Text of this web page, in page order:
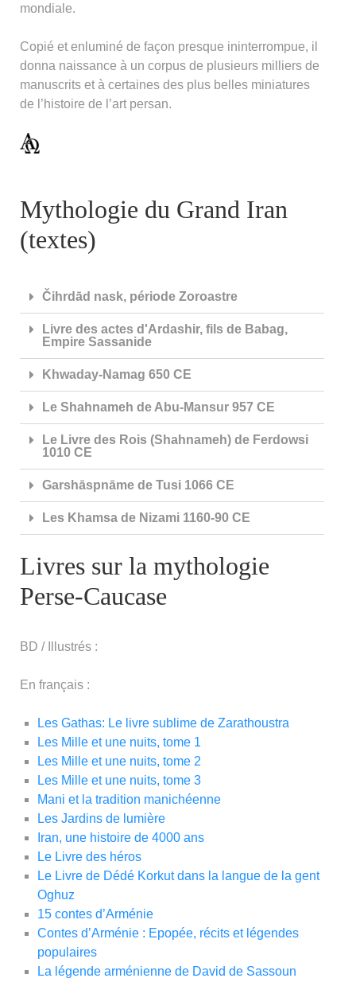
mondiale.
Copié et enluminé de façon presque ininterrompue, il
donna naissance à un corpus de plusieurs milliers de
manuscrits et à certaines des plus belles miniatures
de l’histoire de l’art persan.
Mythologie du Grand Iran
(textes)
Čihrdād nask, période Zoroastre
Livre des actes d'Ardashir, fils de Babag,
Empire Sassanide
Khwaday-Namag 650 CE
Le Shahnameh de Abu-Mansur 957 CE
Le Livre des Rois (Shahnameh) de Ferdowsi
1010 CE
Garshāspnāme de Tusi 1066 CE
Les Khamsa de Nizami 1160-90 CE
Livres sur la mythologie
Perse-Caucase
BD / Illustrés :
En français :
Les Gathas: Le livre sublime de Zarathoustra
Les Mille et une nuits, tome 1
Les Mille et une nuits, tome 2
Les Mille et une nuits, tome 3
Mani et la tradition manichéenne
Les Jardins de lumière
Iran, une histoire de 4000 ans
Le Livre des héros
Le Livre de Dédé Korkut dans la langue de la gent
Oghuz
15 contes d’Arménie
Contes d’Arménie : Epopée, récits et légendes
populaires
La légende arménienne de David de Sassoun